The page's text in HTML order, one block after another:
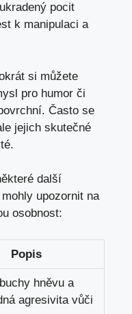
pocit
k manipulaci a
si můžete
pro humor či
Často se
jejich skutečné
další
upozornit na
osobnost:
Popis
hněvu a
agresivita vůči